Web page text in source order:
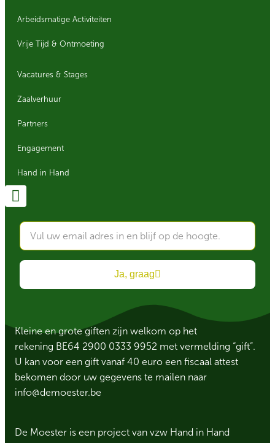
Arbeidsmatige Activiteiten
Vrije Tijd & Ontmoeting
Vacatures & Stages
Zaalverhuur
Partners
Engagement
Hand in Hand
Ja, graag
Kleine en grote giften zijn welkom op het
rekening BE64 2900 0333 9952 met vermelding “gift”.
U kan voor een gift vanaf 40 euro een fiscaal attest
bekomen door uw gegevens te mailen naar
info@demoester.be
De Moester is een project van vzw Hand in Hand